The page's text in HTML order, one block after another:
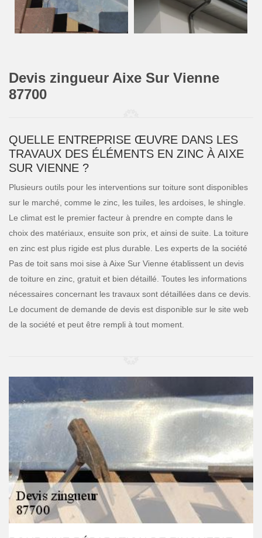
Devis zingueur Aixe Sur Vienne
87700
QUELLE ENTREPRISE ŒUVRE DANS LES
TRAVAUX DES ÉLÉMENTS EN ZINC À AIXE
SUR VIENNE ?
Plusieurs outils pour les interventions sur toiture sont disponibles
sur le marché, comme le zinc, les tuiles, les ardoises, le shingle.
Le climat est le premier facteur à prendre en compte dans le
choix des matériaux, ensuite son prix, et ainsi de suite. La toiture
en zinc est plus rigide est plus durable. Les experts de la société
Pas de toit sans moi sise à Aixe Sur Vienne établissent un devis
de toiture en zinc, gratuit et bien détaillé. Toutes les informations
nécessaires concernant les travaux sont détaillées dans ce devis.
Le document de demande de devis est disponible sur le site web
de la société et peut être rempli à tout moment.